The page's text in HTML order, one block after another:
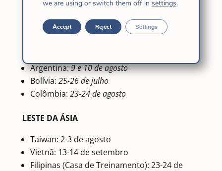
para as transmissões:
Argentina:9 e 10 de agosto
Bolívia: 25-26 de julho
Colômbia: 23-24 de agosto
LESTE DA ÁSIA
Taiwan: 2-3 de agosto
Vietnã: 13-14 de setembro
Filipinas (Casa de Treinamento): 23-24 de
we are using or switch them off in settings.
Accept Reject Settings